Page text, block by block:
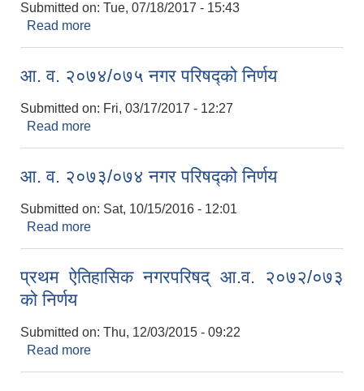
Submitted on: Tue, 07/18/2017 - 15:43
Read more
आ. व. २०७४/०७५ नगर परिषद्को निर्णय
Submitted on: Fri, 03/17/2017 - 12:27
Read more
आ. व. २०७३/०७४ नगर परिषद्को निर्णय
Submitted on: Sat, 10/15/2016 - 12:01
Read more
प्रथम ऐतिहासिक नगरपरिषद् आ.व. २०७२/०७३
को निर्णय
Submitted on: Thu, 12/03/2015 - 09:22
Read more